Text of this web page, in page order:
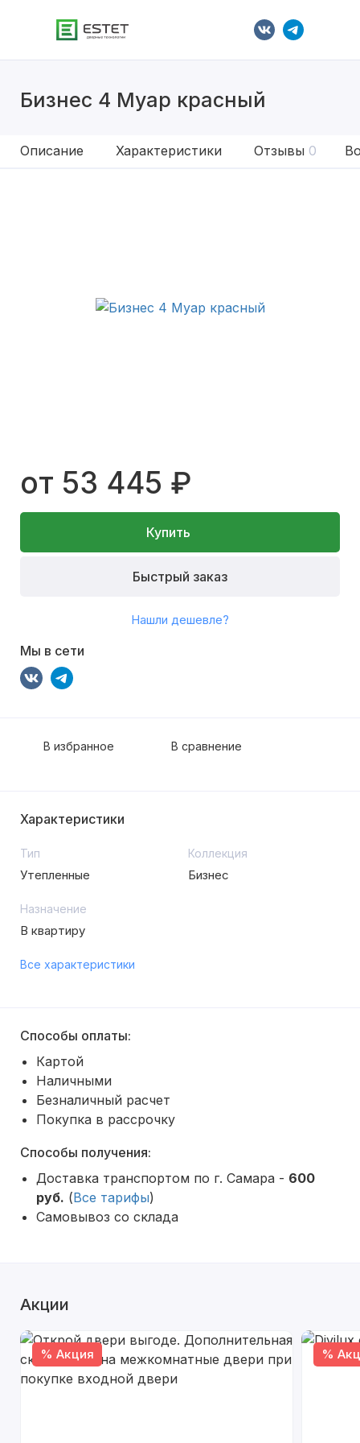
Бизнес 4 Муар красный
Описание Характеристики Отзывы 0
от 53 445 ₽
Купить
Быстрый заказ
Нашли дешевле?
Мы в сети
В избранное В сравнение
Характеристики
Тип
Утепленные
Коллекция
Бизнес
Назначение
В квартиру
Все характеристики
Способы оплаты:
Картой
Наличными
Безналичный расчет
Покупка в рассрочку
Способы получения:
Доставка транспортом по г. Самара - 600
руб. (Все тарифы)
Самовывоз со склада
Акции
% Акция %